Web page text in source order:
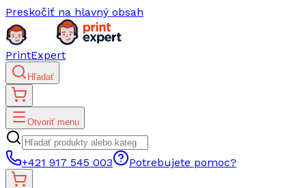
Preskočiť na hlavný obsah
PrintExpert
Hľadať
Otvoriť menu
+421 917 545 003 Potrebujete pomoc?